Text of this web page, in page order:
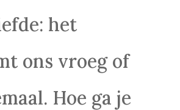
het
ons vroeg of
Hoe ga je